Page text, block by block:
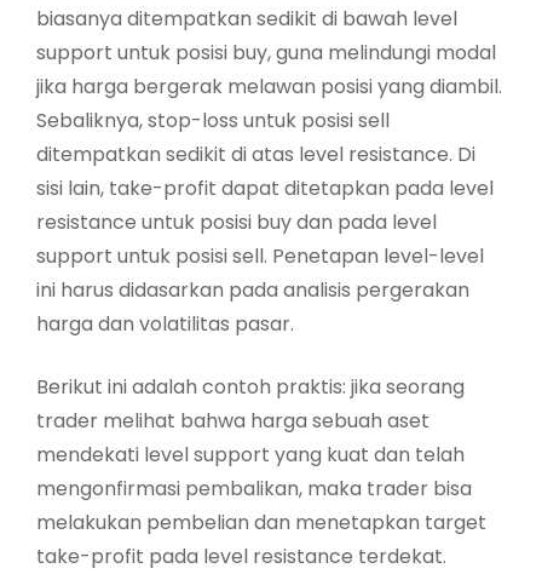
biasanya ditempatkan sedikit di bawah level
support untuk posisi buy, guna melindungi modal
jika harga bergerak melawan posisi yang diambil.
Sebaliknya, stop-loss untuk posisi sell
ditempatkan sedikit di atas level resistance. Di
sisi lain, take-profit dapat ditetapkan pada level
resistance untuk posisi buy dan pada level
support untuk posisi sell. Penetapan level-level
ini harus didasarkan pada analisis pergerakan
harga dan volatilitas pasar.
Berikut ini adalah contoh praktis: jika seorang
trader melihat bahwa harga sebuah aset
mendekati level support yang kuat dan telah
mengonfirmasi pembalikan, maka trader bisa
melakukan pembelian dan menetapkan target
take-profit pada level resistance terdekat.